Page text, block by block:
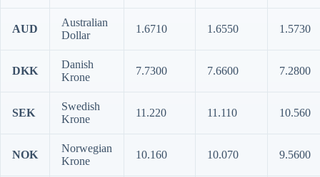
AUD
Australian
Dollar
1.6710 1.6550 1.5730
DKK
Danish
Krone
7.7300 7.6600 7.2800
SEK
Swedish
Krone
11.220 11.110 10.560
NOK
Norwegian
Krone
10.160 10.070 9.5600